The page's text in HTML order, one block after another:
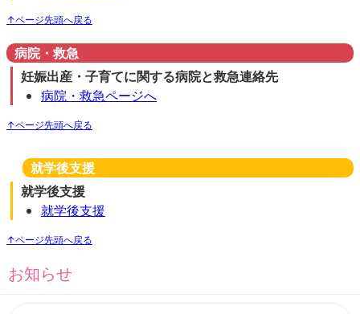
↑ページ先頭へ戻る
病院・救急
妊娠出産・子育てに関する病院と救急連絡先
病院・救急ページへ
↑ページ先頭へ戻る
就学後支援
就学後支援
就学後支援
↑ページ先頭へ戻る
お知らせ